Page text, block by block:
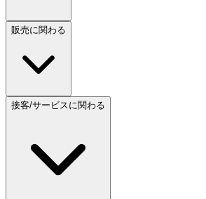
販売に関わる
接客/サービスに関わる